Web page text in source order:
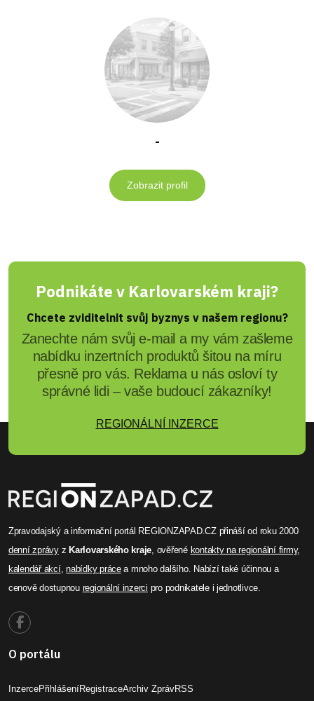
-
Zobrazit profil
Podnikáte v Karlovarském kraji?
Chcete zviditelnit svůj byznys v našem regionu?
Zanechte nám svůj e-mail a my vám zašleme
nabídku inzertních produktů šitou na míru
přesně pro vás. Reklama u nás osloví ty
správné lidi – vaše budoucí zákazníky!
REGIONÁLNÍ INZERCE
Zpravodajský a informační portál REGIONZAPAD.CZ přináší od roku 2000
denní zprávyz Karlovarského kraje, ověřené kontakty na regionální firmy,
kalendář akcí,nabídky prácea mnoho dalšího. Nabízí také účinnou a
cenově dostupnou regionální inzerci pro podnikatele i jednotlivce.
O portálu
InzercePřihlášeníRegistraceArchiv ZprávRSS